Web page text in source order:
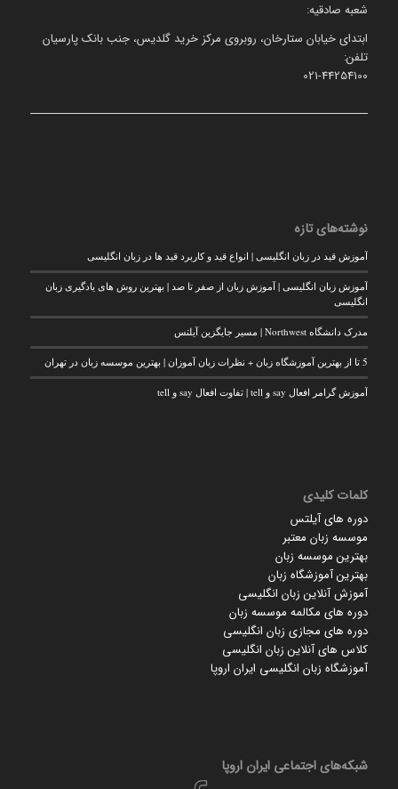
شعبه صادقیه:
ابتدای خیابان ستارخان، روبروی مرکز خرید گلدیس، جنب بانک پارسیان
تلفن:
021-44254100
نوشته‌های تازه
آموزش قید در زبان انگلیسی | انواع قید و کاربرد قید ها در زبان انگلیسی
آموزش زبان انگلیسی | آموزش زبان از صفر تا صد | بهترین روش های یادگیری زبان
انگلیسی
مدرک دانشگاه Northwest | مسیر جایگزین آیلتس
5 تا از بهترین آموزشگاه زبان + نظرات زبان آموزان | بهترین موسسه زبان در تهران
آموزش گرامر افعال say و tell | تفاوت افعال say و tell
کلمات کلیدی
دوره های آیلتس
موسسه زبان معتبر
بهترین موسسه زبان
بهترین آموزشگاه زبان
آموزش آنلاین زبان انگلیسی
دوره های مکالمه موسسه زبان
دوره های مجازی زبان انگلیسی
کلاس های آنلاین زبان انگلیسی
آموزشگاه زبان انگلیسی ایران اروپا
شبکه‌های اجتماعی ایران‌ اروپا